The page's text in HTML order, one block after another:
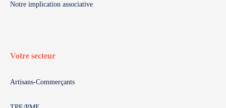
Notre implication associative
Votre secteur
Artisans-Commerçants